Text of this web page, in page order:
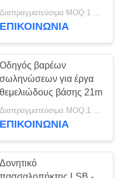
15
χωρητικότητα σωρός
Διαπραγματεύσιμα MOQ:1 σύνολο
ΕΠΙΚΟΙΝΩΝΙΑ
Οδηγός βαρέων
σωληνώσεων για έργα
θεμελιώδους βάσης 21m
Διαπραγματεύσιμα MOQ:1 σύνολο
ΕΠΙΚΟΙΝΩΝΙΑ
Δονητικό